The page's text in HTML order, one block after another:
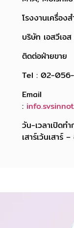
โรงงานเครื่อง
บริษัท เอสวีเอ
ติดต่อฝ่ายขาย
Tel : 02-
Email
:
วัน-เวลาเปิด
เสาร์เว้นเสาร์